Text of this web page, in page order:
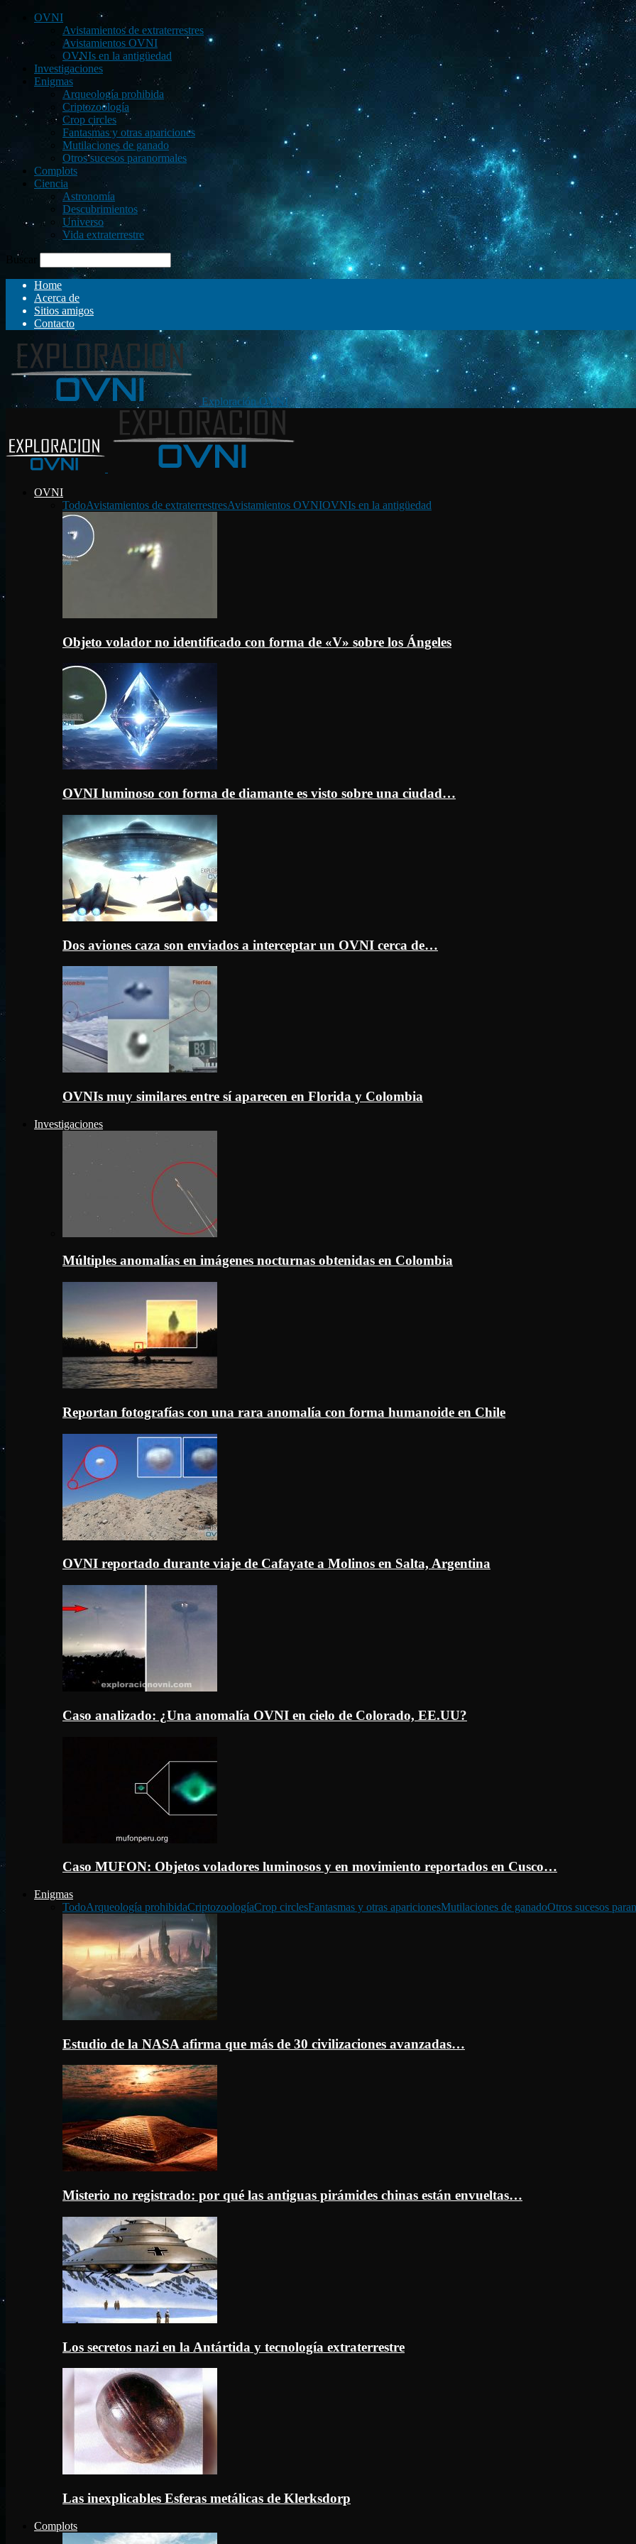
OVNI
Avistamientos de extraterrestres
Avistamientos OVNI
OVNIs en la antigüedad
Investigaciones
Enigmas
Arqueología prohibida
Criptozoología
Crop circles
Fantasmas y otras apariciones
Mutilaciones de ganado
Otros sucesos paranormales
Complots
Ciencia
Astronomía
Descubrimientos
Universo
Vida extraterrestre
Buscar
Home
Acerca de
Sitios amigos
Contacto
Exploración OVNI
OVNI
TodoAvistamientos de extraterrestresAvistamientos OVNIOVNIs en la antigüedad
Objeto volador no identificado con forma de «V» sobre los Ángeles
OVNI luminoso con forma de diamante es visto sobre una ciudad…
Dos aviones caza son enviados a interceptar un OVNI cerca de…
OVNIs muy similares entre sí aparecen en Florida y Colombia
Investigaciones
Múltiples anomalías en imágenes nocturnas obtenidas en Colombia
Reportan fotografías con una rara anomalía con forma humanoide en Chile
OVNI reportado durante viaje de Cafayate a Molinos en Salta, Argentina
Caso analizado: ¿Una anomalía OVNI en cielo de Colorado, EE.UU?
Caso MUFON: Objetos voladores luminosos y en movimiento reportados en Cusco…
Enigmas
TodoArqueología prohibidaCriptozoologíaCrop circlesFantasmas y otras aparicionesMutilaciones de ganadoOtros sucesos
Estudio de la NASA afirma que más de 30 civilizaciones avanzadas…
Misterio no registrado: por qué las antiguas pirámides chinas están envueltas…
Los secretos nazi en la Antártida y tecnología extraterrestre
Las inexplicables Esferas metálicas de Klerksdorp
Complots